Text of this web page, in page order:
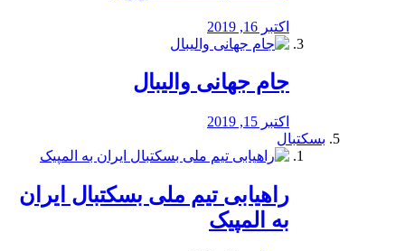
اکتبر 16, 2019
جام جهانی والیبال
اکتبر 15, 2019
بسکتبال
راهیابی تیم ملی بسکتبال ایران
به المپیک